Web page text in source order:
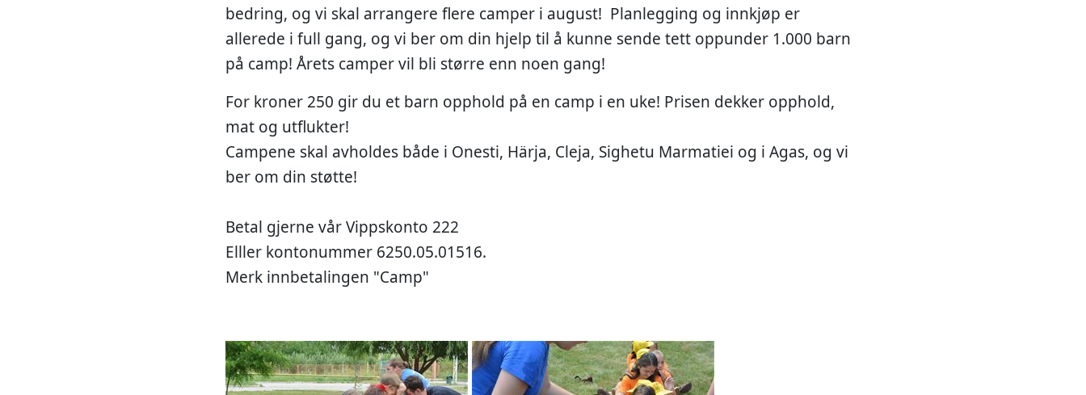
bedring, og vi skal arrangere flere camper i august! Planlegging og innkjøp er
allerede i full gang, og vi ber om din hjelp til å kunne sende tett oppunder 1.000 barn
på camp! Årets camper vil bli større enn noen gang!
For kroner 250 gir du et barn opphold på en camp i en uke! Prisen dekker opphold,
mat og utflukter!
Campene skal avholdes både i Onesti, Härja, Cleja, Sighetu Marmatiei og i Agas, og vi
ber om din støtte!
Betal gjerne vår Vippskonto 222
Elller kontonummer 6250.05.01516.
Merk innbetalingen "Camp"